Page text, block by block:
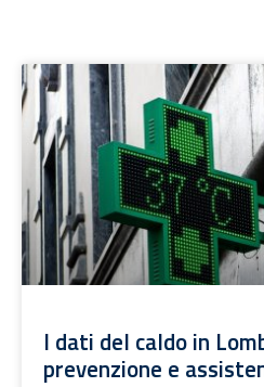
I dati del caldo in
prevenzione e